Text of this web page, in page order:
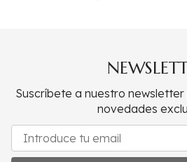
Suscríbete a nuestro
novedades